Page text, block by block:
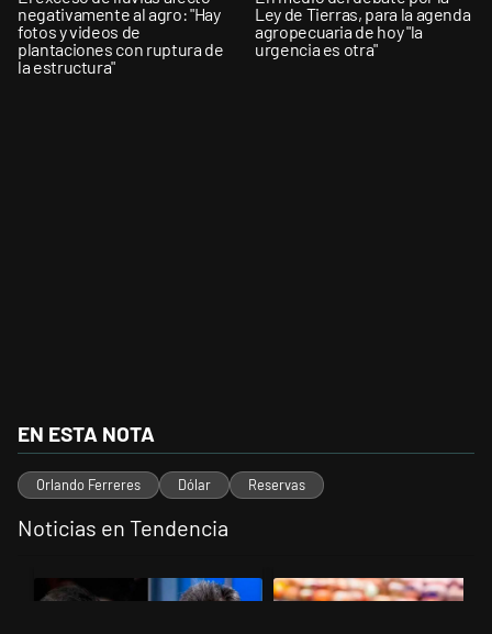
negativamente al agro: "Hay
fotos y videos de
plantaciones con ruptura de
la estructura"
Ley de Tierras, para la agenda
agropecuaria de hoy "la
urgencia es otra"
EN ESTA NOTA
Orlando Ferreres Dólar Reservas
Noticias en Tendencia
Un artículo de tendencia con el título "Los gobernadores marcan
Un artículo de tendencia con el